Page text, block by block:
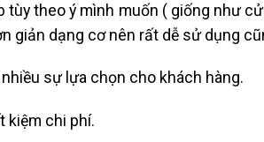
theo ý mình muốn ( giống như
giản dạng cơ nên rất dễ sử dụng
sự lựa chọn cho khách hàng.
kiệm chi phí.